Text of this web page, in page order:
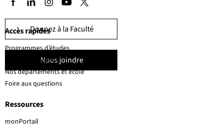
Donnez à la Faculté
Nous joindre
Accès rapides
Ressources
Programmes d’études
Corps professoral
Nos départements et école
Foire aux questions
monPortail